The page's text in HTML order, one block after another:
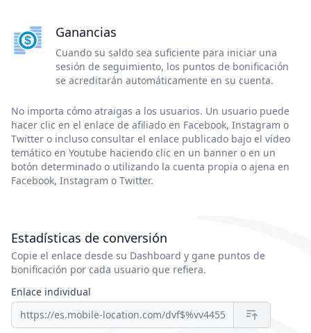
Ganancias
Cuando su saldo sea suficiente para iniciar una
sesión de seguimiento, los puntos de bonificación
se acreditarán automáticamente en su cuenta.
No importa cómo atraigas a los usuarios. Un usuario puede
hacer clic en el enlace de afiliado en Facebook, Instagram o
Twitter o incluso consultar el enlace publicado bajo el vídeo
temático en Youtube haciendo clic en un banner o en un
botón determinado o utilizando la cuenta propia o ajena en
Facebook, Instagram o Twitter.
Estadísticas de conversión
Copie el enlace desde su Dashboard y gane puntos de
bonificación por cada usuario que refiera.
Enlace individual
https://es.mobile-location.com/dvf$%vv4455